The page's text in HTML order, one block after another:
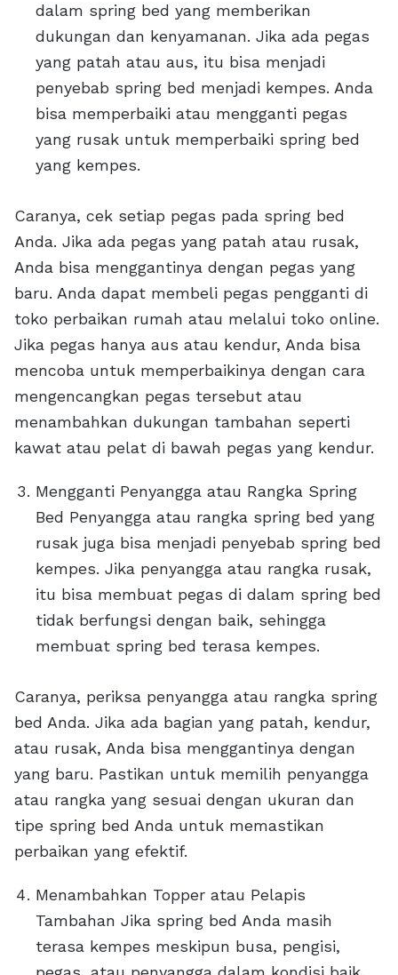
dalam spring bed yang memberikan
dukungan dan kenyamanan. Jika ada pegas
yang patah atau aus, itu bisa menjadi
penyebab spring bed menjadi kempes. Anda
bisa memperbaiki atau mengganti pegas
yang rusak untuk memperbaiki spring bed
yang kempes.
Caranya, cek setiap pegas pada spring bed
Anda. Jika ada pegas yang patah atau rusak,
Anda bisa menggantinya dengan pegas yang
baru. Anda dapat membeli pegas pengganti di
toko perbaikan rumah atau melalui toko online.
Jika pegas hanya aus atau kendur, Anda bisa
mencoba untuk memperbaikinya dengan cara
mengencangkan pegas tersebut atau
menambahkan dukungan tambahan seperti
kawat atau pelat di bawah pegas yang kendur.
Mengganti Penyangga atau Rangka Spring
Bed Penyangga atau rangka spring bed yang
rusak juga bisa menjadi penyebab spring bed
kempes. Jika penyangga atau rangka rusak,
itu bisa membuat pegas di dalam spring bed
tidak berfungsi dengan baik, sehingga
membuat spring bed terasa kempes.
Caranya, periksa penyangga atau rangka spring
bed Anda. Jika ada bagian yang patah, kendur,
atau rusak, Anda bisa menggantinya dengan
yang baru. Pastikan untuk memilih penyangga
atau rangka yang sesuai dengan ukuran dan
tipe spring bed Anda untuk memastikan
perbaikan yang efektif.
Menambahkan Topper atau Pelapis
Tambahan Jika spring bed Anda masih
terasa kempes meskipun busa, pengisi,